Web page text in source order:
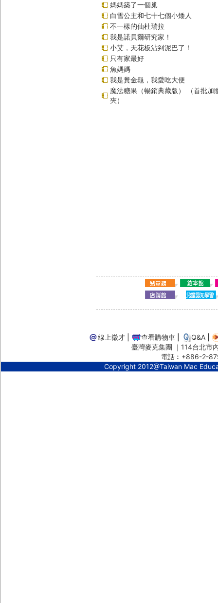
媽媽築了一個巢
白雪公主和七十七個小矮人
不一樣的仙杜瑞拉
我是諾貝爾研究家！
小艾，天花板沾到泥巴了！
只有家最好
魚媽媽
我是糞金龜，我愛吃大便
魔法糖果（暢銷典藏版） （首批加
夾）
線上徵才 查看購物車 Q&A
臺灣麥克集團 ｜114台北
電話︰+886-2-
Copyright 2012@Taiwan Mac